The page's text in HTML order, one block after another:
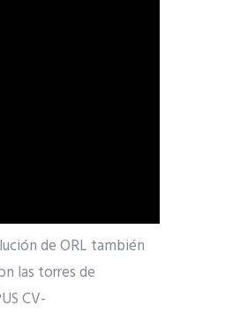
de ORL también
las torres de
CV-